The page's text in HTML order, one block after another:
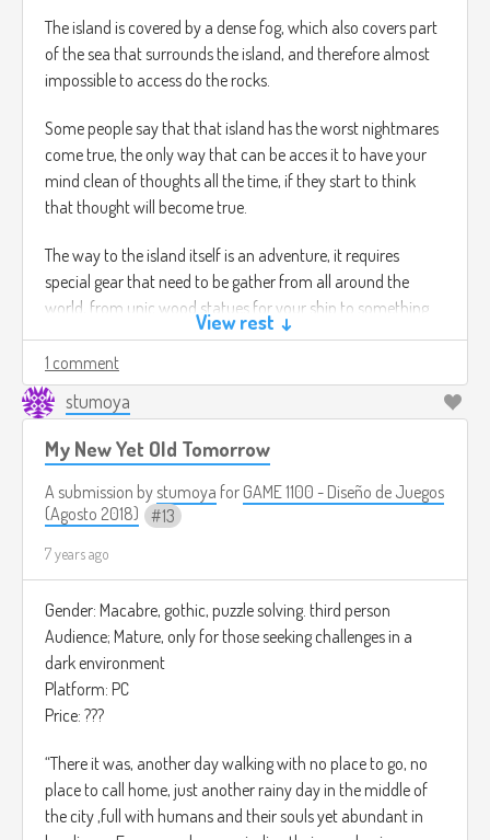
The island is covered by a dense fog, which also covers part
of the sea that surrounds the island, and therefore almost
impossible to access do the rocks.
Some people say that that island has the worst nightmares
come true, the only way that can be acces it to have your
mind clean of thoughts all the time, if they start to think
that thought will become true.
The way to the island itself is an adventure, it requires
special gear that need to be gather from all around the
world, from unic wood statues for your ship to something
so simple as nails for the ship.
the captain, Jeff it the one in charged to make this
adventure possible, but there's a catch you need to gather
Gameplay :
Third person adventure game, you will be the captain Jeff
that will be the responsible to guide your troupe to this
inhabit island.
The main game will be in Open sea. this means, most of the
time you will be in the ship.
You will be able to upgrade the ship after completing quests
there are safe zones all over the map where the player can
rest and recover there troup to get to the island.
When the player reaches a certain area the game will
View rest ↓
1 comment
stumoya
My New Yet Old Tomorrow
A submission bystumoya for GAME 1100 - Diseño de Juegos
(Agosto 2018)
13
7 years ago
Gender: Macabre, gothic, puzzle solving. third person
Audience; Mature, only for those seeking challenges in a
dark environment
Platform: PC
Price: ???
“There it was, another day walking with no place to go, no
place to call home, just another rainy day in the middle of
the city ,full with humans and their souls yet abundant in